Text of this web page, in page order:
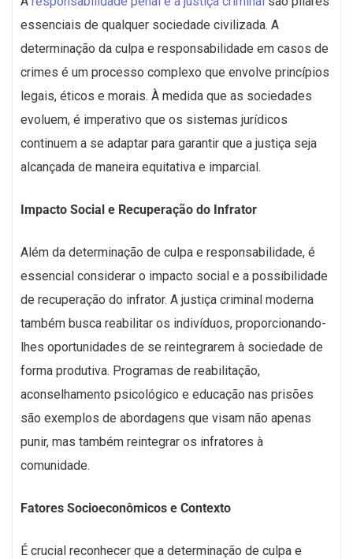
essenciais de qualquer sociedade civilizada. A
determinação da culpa e responsabilidade em casos de
crimes é um processo complexo que envolve princípios
legais, éticos e morais. À medida que as sociedades
evoluem, é imperativo que os sistemas jurídicos
continuem a se adaptar para garantir que a justiça seja
alcançada de maneira equitativa e imparcial.
Impacto Social e Recuperação do Infrator
Além da determinação de culpa e responsabilidade, é
essencial considerar o impacto social e a possibilidade
de recuperação do infrator. A justiça criminal moderna
também busca reabilitar os indivíduos, proporcionando-
lhes oportunidades de se reintegrarem à sociedade de
forma produtiva. Programas de reabilitação,
aconselhamento psicológico e educação nas prisões
são exemplos de abordagens que visam não apenas
punir, mas também reintegrar os infratores à
comunidade.
Fatores Socioeconômicos e Contexto
É crucial reconhecer que a determinação de culpa e